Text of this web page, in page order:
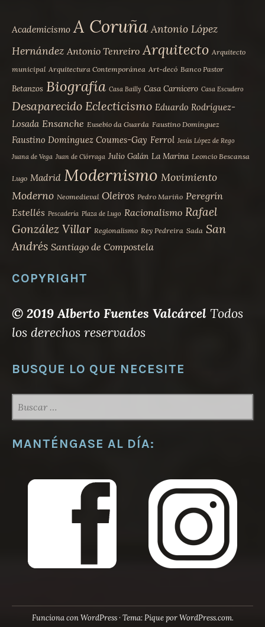
Academicismo A Coruña Antonio López
Hernández Antonio Tenreiro Arquitecto Arquitecto
municipal Arquitectura Contemporánea Art-decó Banco Pastor
Betanzos Biografía Casa Bailly Casa Carnicero Casa Escudero
Desaparecido Eclecticismo Eduardo Rodríguez-
Losada Ensanche Eusebio da Guarda Faustino Domínguez
Faustino Domínguez Coumes-Gay Ferrol Jesús López de Rego
Juana de Vega Juan de Ciórraga Julio Galán La Marina Leoncio Bescansa
Lugo Madrid Modernismo Movimiento
Moderno Neomedieval Oleiros Pedro Mariño Peregrín
Estellés Pescadería Plaza de Lugo Racionalismo Rafael
González Villar Regionalismo Rey Pedreira Sada San
Andrés Santiago de Compostela
COPYRIGHT
© 2019 Alberto Fuentes Valcárcel Todos
los derechos reservados
BUSQUE LO QUE NECESITE
MANTÉNGASE AL DÍA:
Funciona con WordPress ·Tema: Pique porWordPress.com.